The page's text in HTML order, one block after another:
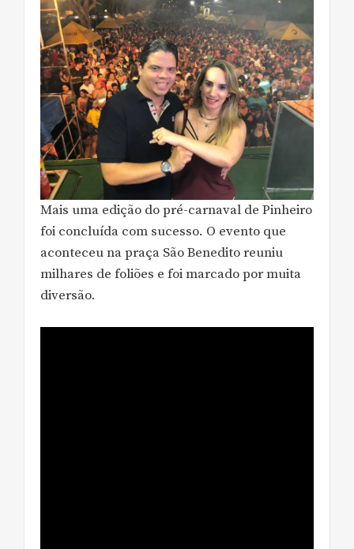
Mais uma edição do pré-carnaval de Pinheiro
foi concluída com sucesso. O evento que
aconteceu na praça São Benedito reuniu
milhares de foliões e foi marcado por muita
diversão.